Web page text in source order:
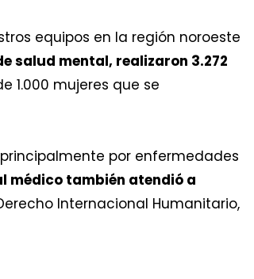
equipos en la región noroeste
salud mental, realizaron 3.272
1.000 mujeres que se
por enfermedades
médico también atendió a
Internacional Humanitario,